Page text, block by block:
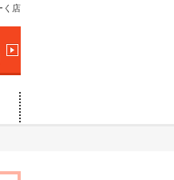
く店
（修理最終受付20:00）